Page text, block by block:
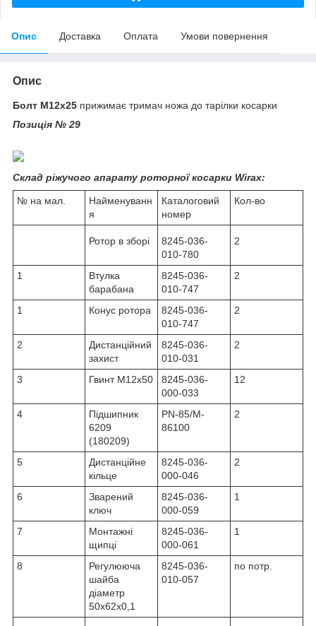
Опис Доставка Оплата Умови повернення
Опис
Болт М12х25 прижимає тримач ножа до тарілки косарки
Позиція № 29
Склад ріжучого апарату роторної косарки Wirax:
№ на мал.
Найменуванн
я
Каталоговий
номер
Кол-во
Ротор в зборі
8245-036-
010-780
2
1
Втулка
барабана
8245-036-
010-747
2
1 Конус ротора
8245-036-
010-747
2
2
Дистанційний
захист
8245-036-
010-031
2
3 Гвинт M12x50
8245-036-
000-033
12
4
Підшипник
6209
(180209)
PN-85/M-
86100
2
5
Дистанційне
кільце
8245-036-
000-046
2
6
Зварений
ключ
8245-036-
000-059
1
7
Монтажні
щипці
8245-036-
000-061
1
8
Регулююча
шайба
діаметр
50x62x0,1
8245-036-
010-057
по потр.